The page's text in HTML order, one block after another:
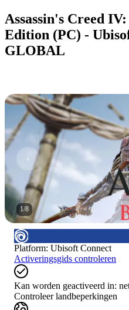
Assassin's Creed
Edition (PC) -
GLOBAL
1/8
Platform: Ubisoft Connect
Activeringsgids controleren
Kan worden geactiveerd in:
Controleer landbeperkingen